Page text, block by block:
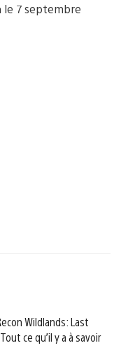
le 7 septembre
Wildlands: Last
ce qu’il y a à savoir